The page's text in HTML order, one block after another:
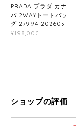
PRADA プラダ カナ
パ 2WAYトートバッ
グ 27994-202603
¥198,000
ショップの評価